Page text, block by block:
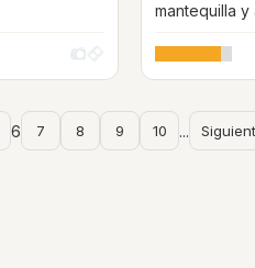
mantequilla y
6 7 8 9 10 ...